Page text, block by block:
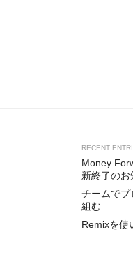
RECENT
Money
新終了のお
チームでプ
組む
Remixを使